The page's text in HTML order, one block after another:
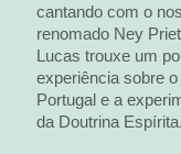
cantando com o
renomado Ney
Lucas trouxe um
experiência sobre
Portugal e a
da Doutrina Espírita.